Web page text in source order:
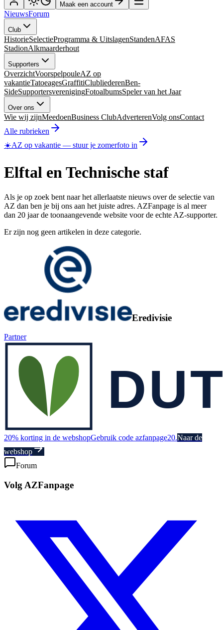
Maak een account
NieuwsForum
Club
HistorieSelectieProgramma & UitslagenStandenAFAS
StadionAlkmaarderhout
Supporters
OverzichtVoorspelpouleAZ op
vakantieTatoeagesGraffitiClubliederenBen-
SideSupportersverenigingFotoalbumsSpeler van het Jaar
Over ons
Wie wij zijnMeedoenBusiness ClubAdverterenVolg onsContact
Alle rubrieken
☀️AZ op vakantie — stuur je zomerfoto in
Elftal en Technische staf
Als je op zoek bent naar het allerlaatste nieuws over de selectie van
AZ dan ben je bij ons aan het juiste adres. AZFanpage is al meer
dan 20 jaar de toonaangevende website voor de echte AZ-supporter.
Er zijn nog geen artikelen in deze categorie.
Eredivisie
Partner
20% korting in de webshopGebruik code azfanpage20.Naar de
webshop
Forum
Volg AZFanpage